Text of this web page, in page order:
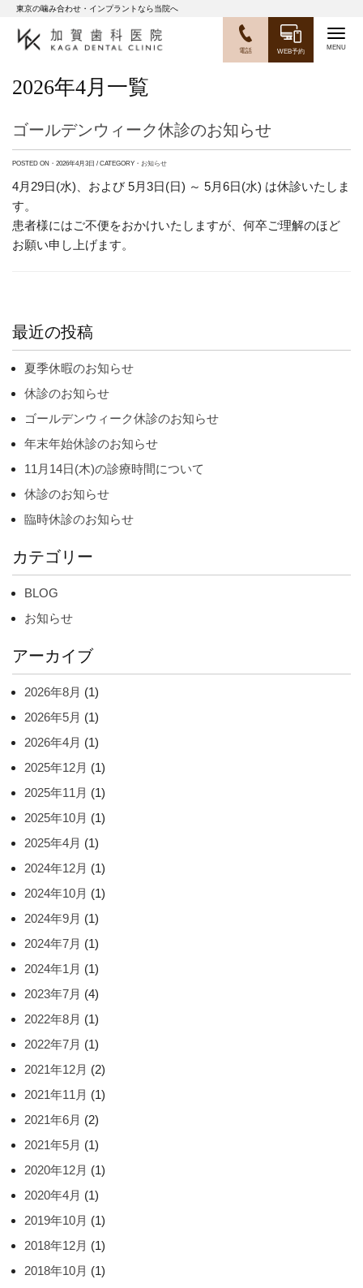
東京の噛み合わせ・インプラントなら当院へ
WEB予約
電話
2026年4月一覧
ゴールデンウィーク休診のお知らせ
POSTED ON・2026年4月3日 / CATEGORY・ お知らせ
4月29日(水)、および 5月3日(日) ～ 5月6日(水) は休診いたしま
す。
患者様にはご不便をおかけいたしますが、何卒ご理解のほど
お願い申し上げます。
最近の投稿
夏季休暇のお知らせ
休診のお知らせ
ゴールデンウィーク休診のお知らせ
年末年始休診のお知らせ
11月14日(木)の診療時間について
休診のお知らせ
臨時休診のお知らせ
カテゴリー
BLOG
お知らせ
アーカイブ
2026年8月 (1)
2026年5月 (1)
2026年4月 (1)
2025年12月 (1)
2025年11月 (1)
2025年10月 (1)
2025年4月 (1)
2024年12月 (1)
2024年10月 (1)
2024年9月 (1)
2024年7月 (1)
2024年1月 (1)
2023年7月 (4)
2022年8月 (1)
2022年7月 (1)
2021年12月 (2)
2021年11月 (1)
2021年6月 (2)
2021年5月 (1)
2020年12月 (1)
2020年4月 (1)
2019年10月 (1)
2018年12月 (1)
2018年10月 (1)